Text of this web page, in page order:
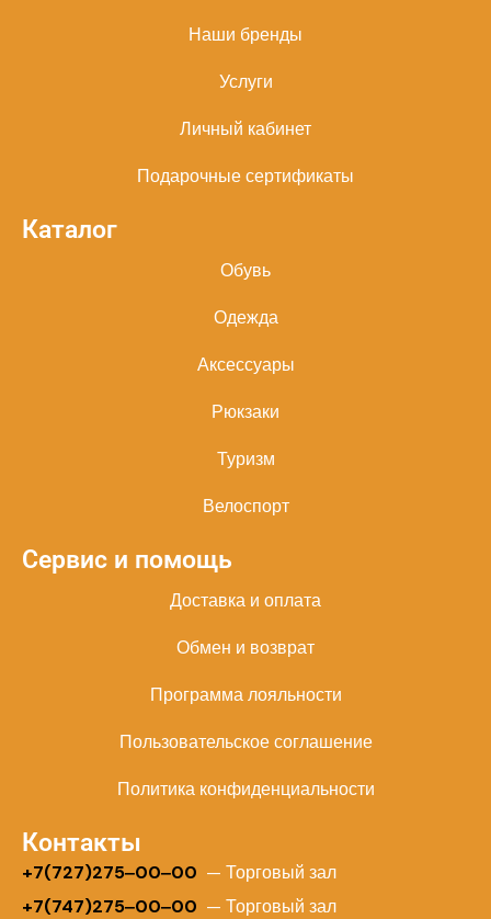
Наши бренды
Услуги
Личный кабинет
Подарочные сертификаты
Каталог
Обувь
Одежда
Аксессуары
Рюкзаки
Туризм
Велоспорт
Сервис и помощь
Доставка и оплата
Обмен и возврат
Программа лояльности
Пользовательское соглашение
Политика конфиденциальности
Контакты
+7(727)275‒00‒00 — Торговый зал
+7(747)275‒00‒00 — Торговый зал